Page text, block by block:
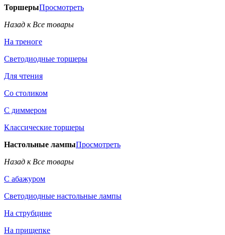
ТоршерыПросмотреть
Назад к Все товары
На треноге
Светодиодные торшеры
Для чтения
Со столиком
С диммером
Классические торшеры
Настольные лампыПросмотреть
Назад к Все товары
С абажуром
Светодиодные настольные лампы
На струбцине
На прищепке